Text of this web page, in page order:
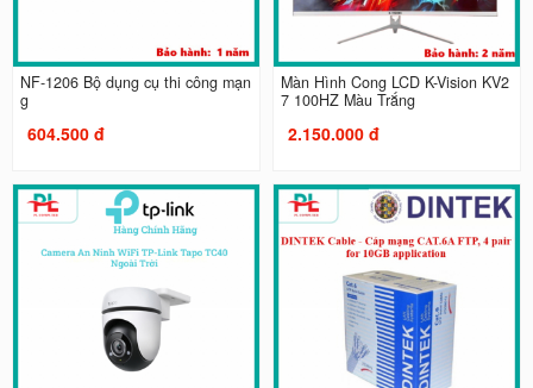
NF-1206 Bộ dụng cụ thi công mạn
g
604.500 đ
Màn Hình Cong LCD K-Vision KV2
7 100HZ Màu Trắng
2.150.000 đ